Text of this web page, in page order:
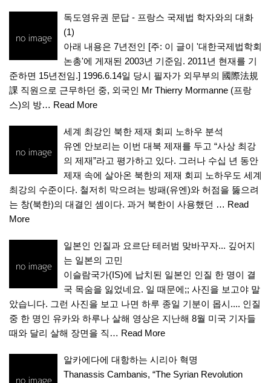
독도영유권 문답 - 프랑스 국제법 학자와의 대화
(1)
아래 내용은 7년전인 [주: 이 글이 '대한국제법학회
논총'에 게재된 2003년 기준임. 2011년 현재를 기
준하면 15년전임.] 1996.6.14일 당시 필자가 외무부의 國際法規
課 직원으로 근무하던 중, 외국인 Mr Thierry Mormanne (프랑
스)의 방… Read More
세계 최강인 북한 제재 회피 노하우 분석
유엔 안보리는 이번 대북 제재를 두고 “사상 최강
의 제재”라고 평가하고 있다. 그러나 수십 년 동안
제재 속에 살아온 북한의 제재 회피 노하우도 세계
최강의 수준이다. 철저히 막으려는 방패(유엔)와 허점을 뚫으려
는 창(북한)의 대결인 셈이다. 과거 북한이 사용했던 … Read
More
일본인 인질과 요르단 테러범 맞바꾸자... 깊어지
는 일본의 고민
이슬람국가(IS)에 납치된 일본인 인질 한 명이 결
국 목숨을 잃었네요. 일 때문에;; 사진을 보고야 말
았습니다. 그런 사진을 보고 나면 하루 종일 기분이 몹시.... 인질
중 한 명인 유카와 하루나 살해 영상은 지난해 8월 미국 기자들
때와 달리 살해 장면을 직… Read More
알카에다에 대항하는 시리아 혁명
Thanassis Cambanis, “The Syrian Revolution